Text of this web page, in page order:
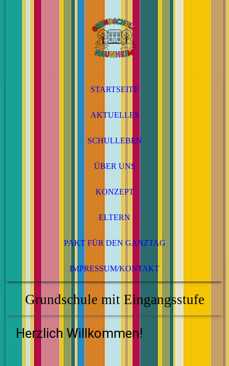
STARTSEITE
AKTUELLES
SCHULLEBEN
ÜBER UNS
KONZEPT
ELTERN
PAKT FÜR DEN GANZTAG
IMPRESSUM/KONTAKT
Grundschule mit Eingangsstufe
Herzlich Willkommen!